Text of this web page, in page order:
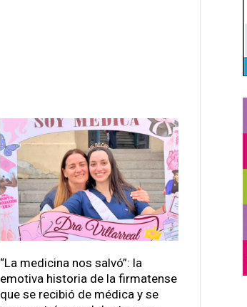
“La medicina nos salvó”: la
emotiva historia de la firmatense
que se recibió de médica y se